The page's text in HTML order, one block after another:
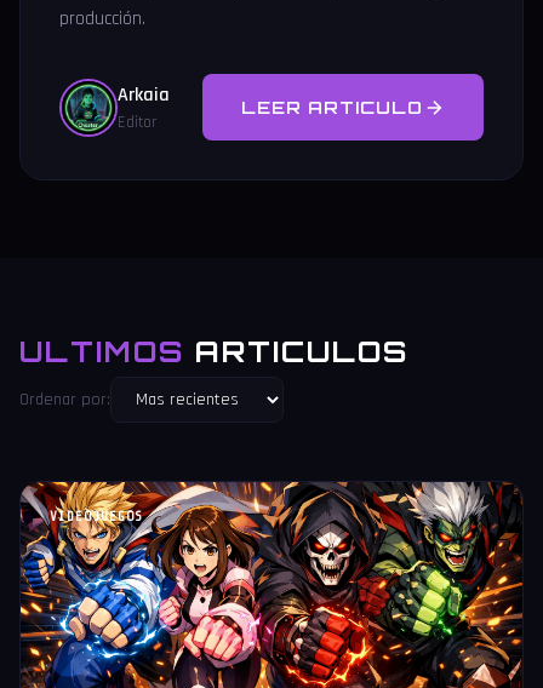
producción.
Arkaia
Editor
LEER ARTICULO
ULTIMOS ARTICULOS
Ordenar por:
VIDEOJUEGOS